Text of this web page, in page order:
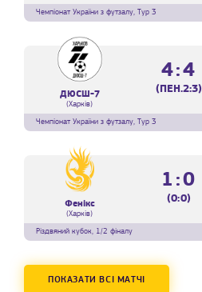
Чемпіонат України з футзалу, Тур 3
ДЮСШ-7
(Харків)
4:4
(ПЕН.2:3)
Чемпіонат України з футзалу, Тур 3
Фенікс
(Харків)
1:0
(0:0)
Різдвяний кубок, 1/2 фіналу
ПОКАЗАТИ ВСІ МАТЧІ